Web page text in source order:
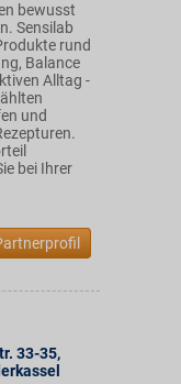
bewusst
Sensilab
rund
Balance
Alltag -
und
bei Ihrer
33-35,